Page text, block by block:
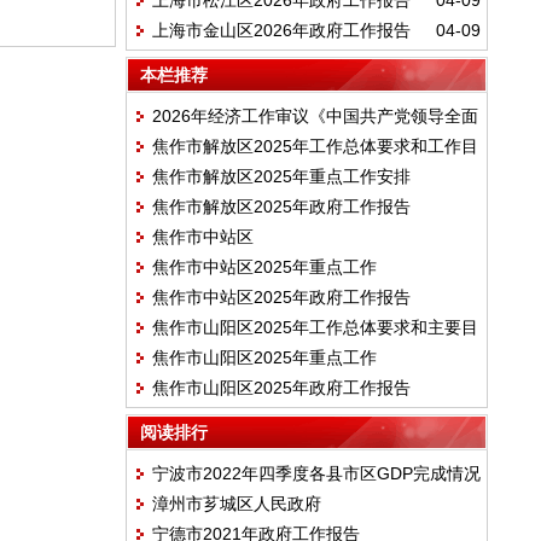
04-09
上海市金山区2026年政府工作报告
本栏推荐
2026年经济工作审议《中国共产党领导全面
依法治国工作条例》
焦作市解放区2025年工作总体要求和工作目
标
焦作市解放区2025年重点工作安排
焦作市解放区2025年政府工作报告
焦作市中站区
焦作市中站区2025年重点工作
焦作市中站区2025年政府工作报告
焦作市山阳区2025年工作总体要求和主要目
标
焦作市山阳区2025年重点工作
焦作市山阳区2025年政府工作报告
阅读排行
宁波市2022年四季度各县市区GDP完成情况
漳州市芗城区人民政府
宁德市2021年政府工作报告